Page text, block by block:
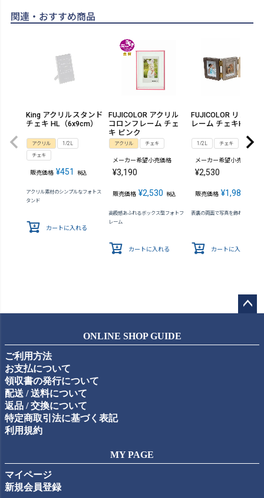
関連・おすすめ商品
King アクリルスタンド
チェキ HL（6x9cm）
アクリル
1/2L
チェキ
販売価格 ¥451 税込
アクリル素材のシンプルなフォトス
タンド
カートに入れる
FUJICOLOR アクリル
コロンフレーム チェ
キ ピンク
アクリル チェキ
メーカー希望小売価格
¥3,190
販売価格 ¥2,530 税込
高級感あふれるボックス型フォトフ
レーム
カートに入れる
FUJICOLOR リンクフ
レーム チェキHL3連
1/2L チェキ
メーカー希望小売価格
¥2,530
販売価格 ¥1,980
表裏の両面で写真を飾れる
カートに入れる
ップ
ONLINE SHOP GUIDE
ご利用方法
お支払について
領収書の発行について
配送 / 送料について
返品 / 交換について
特定商取引法に基づく表記
利用規約
MY PAGE
マイページ
新規会員登録